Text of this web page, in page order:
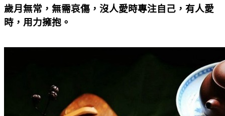
歲月無常，無需哀傷，沒人愛時專注自己，有人愛
時，用力擁抱。